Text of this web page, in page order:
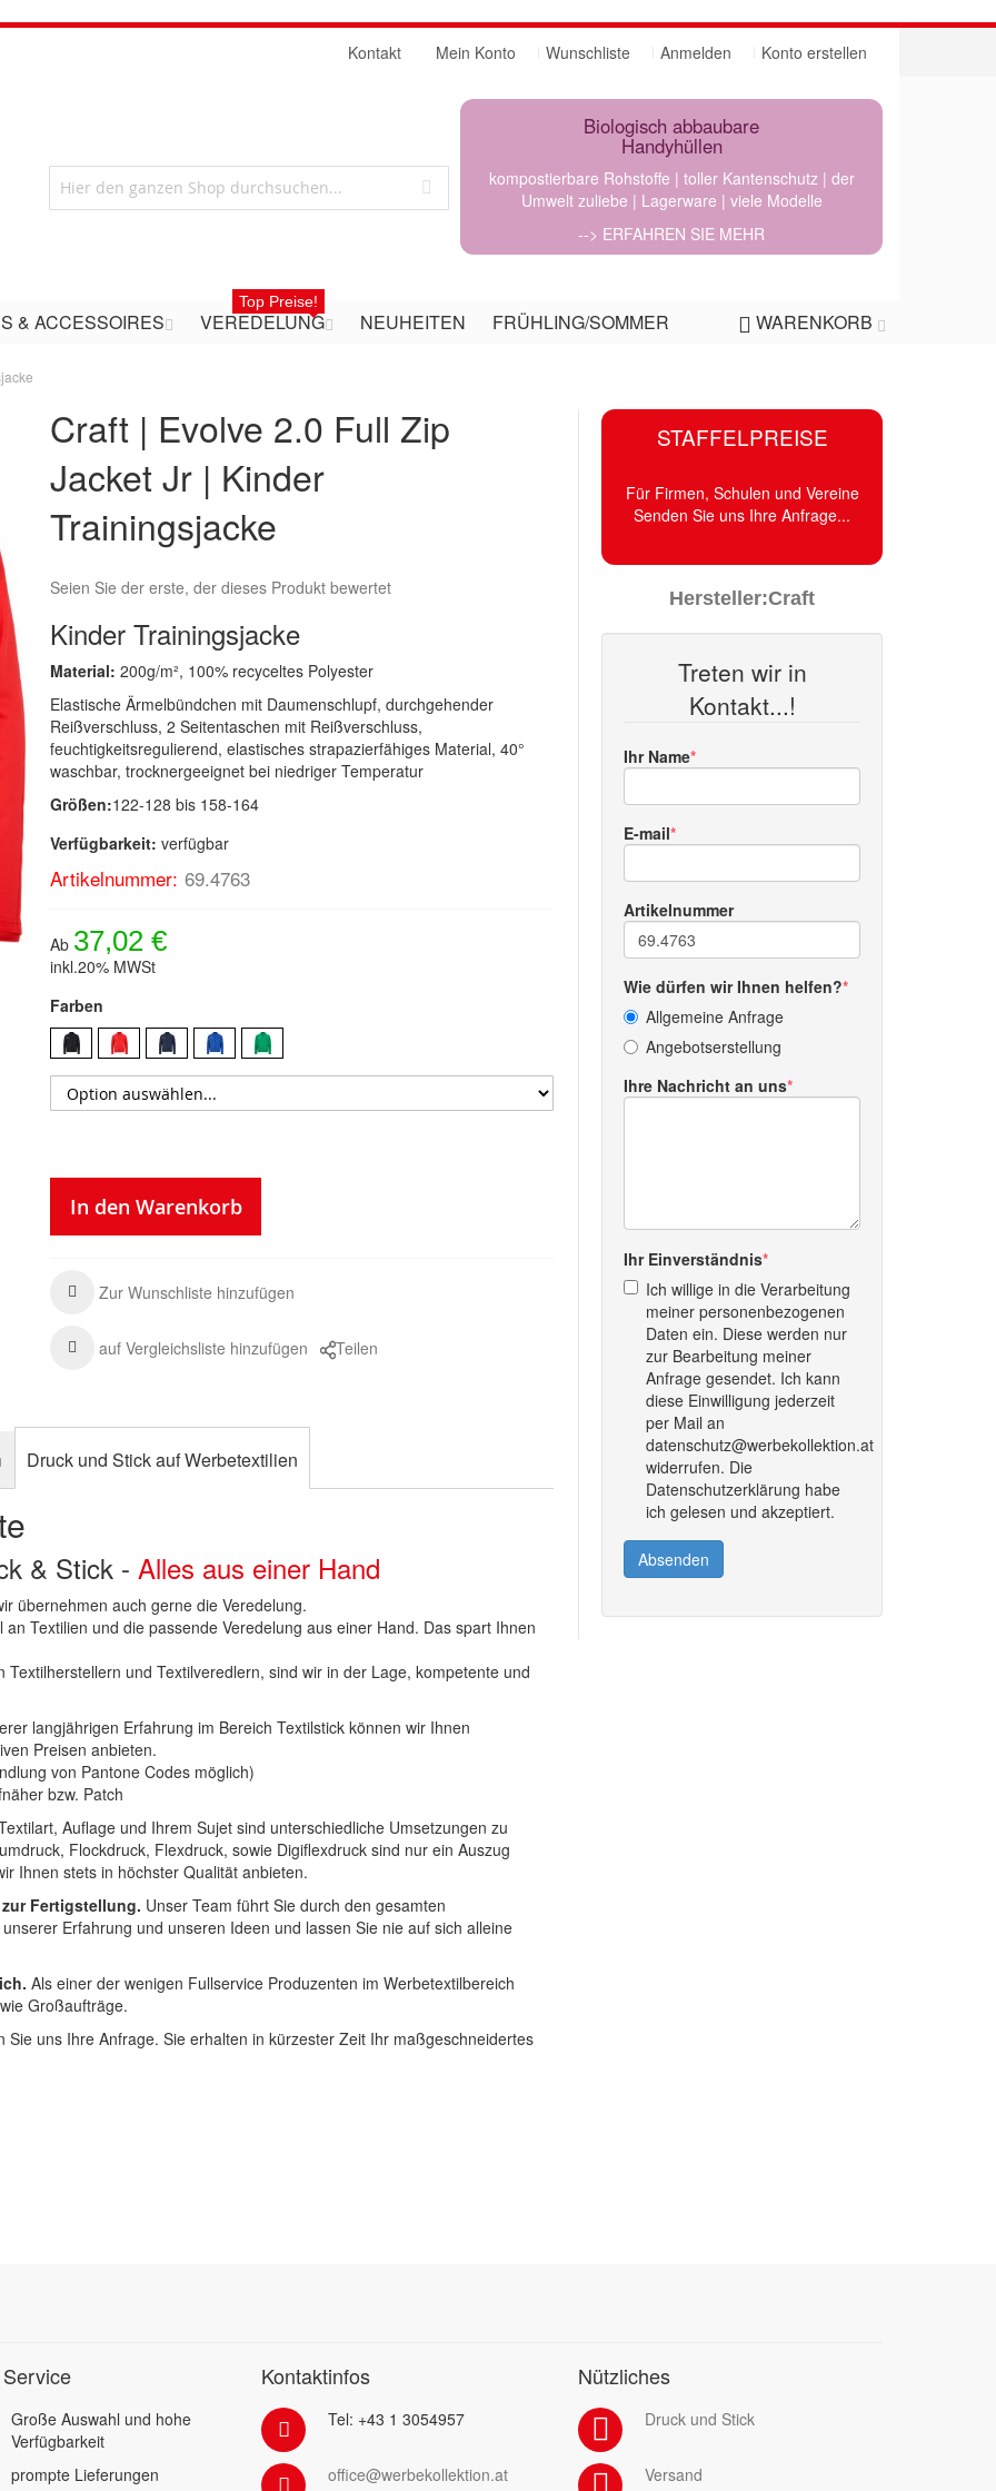
Mein Konto Wunschliste Anmelden Konto erstellen
Kontakt
Biologisch abbaubare
Handyhüllen
kompostierbare Rohstoffe | toller Kantenschutz | der
Umwelt zuliebe | Lagerware | viele Modelle
--> ERFAHREN SIE MEHR
WARENKORB
& ACCESSOIRES VEREDELUNG
Top Preise!
NEUHEITEN FRÜHLING/SOMMER
Craft | Evolve 2.0 Full Zip
Jacket Jr | Kinder
Trainingsjacke
Seien Sie der erste, der dieses Produkt bewertet
Kinder Trainingsjacke
Material:200g/m², 100% recyceltes Polyester
Elastische Ärmelbündchen mit Daumenschlupf, durchgehender
Reißverschluss, 2 Seitentaschen mit Reißverschluss,
feuchtigkeitsregulierend, elastisches strapazierfähiges Material, 40°
waschbar, trocknergeeignet bei niedriger Temperatur
Größen:122-128 bis 158-164
Verfügbarkeit: verfügbar
Artikelnummer: 69.4763
Ab 37,02 €
inkl.20% MWSt
Farben
In den Warenkorb
Zur Wunschliste hinzufügen
auf Vergleichsliste hinzufügen Teilen
STAFFELPREISE
Für Firmen, Schulen und Vereine
Senden Sie uns Ihre Anfrage...
Hersteller:Craft
Treten wir in
Kontakt...!
Ihr Name
E-mail
Artikelnummer
Wie dürfen wir Ihnen helfen?
Allgemeine Anfrage
Angebotserstellung
Ihre Nachricht an uns
Ihr Einverständnis
Ich willige in die Verarbeitung
meiner personenbezogenen
Daten ein. Diese werden nur
zur Bearbeitung meiner
Anfrage gesendet. Ich kann
diese Einwilligung jederzeit
per Mail an
datenschutz@werbekollektion.at
widerrufen. Die
Datenschutzerklärung habe
ich gelesen und akzeptiert.
Absenden
Druck und Stick auf Werbetextilien
& Stick -Alles aus einer Hand
übernehmen auch gerne die Veredelung.
Textilien und die passende Veredelung aus einer Hand. Das spart Ihnen
und Textilveredlern, sind wir in der Lage, kompetente und
langjährigen Erfahrung im Bereich Textilstick können wir Ihnen
Preisen anbieten.
von Pantone Codes möglich)
bzw. Patch
Auflage und Ihrem Sujet sind unterschiedliche Umsetzungen zu
Flockdruck, Flexdruck, sowie Digiflexdruck sind nur ein Auszug
Ihnen stets in höchster Qualität anbieten.
Fertigstellung. Unser Team führt Sie durch den gesamten
Erfahrung und unseren Ideen und lassen Sie nie auf sich alleine
Als einer der wenigen Fullservice Produzenten im Werbetextilbereich
Großaufträge.
uns Ihre Anfrage. Sie erhalten in kürzester Zeit Ihr maßgeschneidertes
Große Auswahl und hohe
Verfügbarkeit
prompte Lieferungen
Kontaktinfos
Tel: +43 1 3054957
office@werbekollektion.at
Nützliches
Druck und Stick
Versand